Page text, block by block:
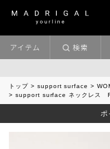
「急に秋
アイテム 検索
トップ support surface
support surface ネックレス
ポ